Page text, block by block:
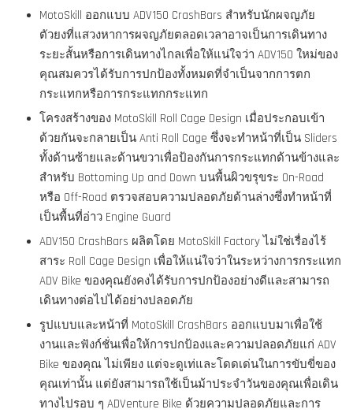
MotoSkill ออกแบบ ADV150 CrashBars สำหรับนักผจญภัย
ตัวยงที่แสวงหาการผจญภัยตลอดเวลาอาจเป็นการเดินทาง
ระยะสั้นหรือการเดินทางไกลเพื่อให้แน่ใจว่า ADV150 ใหม่ของ
คุณสมควรได้รับการปกป้องทั้งหมดที่จำเป็นจากการตก
กระแทกหรือการกระแทกกระแทก
โครงสร้างของ MotoSkill Roll Cage Design เมื่อประกอบเข้า
ด้วยกันจะกลายเป็น Anti Roll Cage ซึ่งจะทำหน้าที่เป็น Sliders
ทั้งด้านซ้ายและด้านขวาเพื่อป้องกันการกระแทกด้านข้างและ
สำหรับ Bottoming Up and Down บนพื้นผิวขรุขระ On-Road
หรือ Off-Road ตรวจสอบความปลอดภัยด้านล่างซึ่งทำหน้าที่
เป็นพื้นที่อ่าว Engine Guard
ADV150 CrashBars ผลิตโดย MotoSkill Factory ไม่ใช่เรื่องไร้
สาระ Roll Cage Design เพื่อให้แน่ใจว่าในระหว่างการกระแทก
ADV Bike ของคุณยังคงได้รับการปกป้องอย่างดีและสามารถ
เดินทางต่อไปได้อย่างปลอดภัย
รูปแบบและหน้าที่ MotoSkill CrashBars ออกแบบมาเพื่อใช้
งานและฟังก์ชั่นเพื่อให้การปกป้องและความปลอดภัยแก่ ADV
Bike ของคุณ ไม่เพียง แต่จะดูเท่และโดดเด่นในการขับขี่ของ
คุณเท่านั้น แต่ยังสามารถใช้เป็นม้าประจำวันของคุณเพื่อเดิน
ทางไปรอบ ๆ ADVenture Bike ด้วยความปลอดภัยและการ